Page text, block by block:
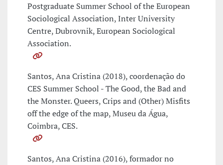
Postgraduate Summer School of the European
Sociological Association, Inter University
Centre, Dubrovnik, European Sociological
Association.
Santos, Ana Cristina (2018), coordenação do
CES Summer School - The Good, the Bad and
the Monster. Queers, Crips and (Other) Misfits
off the edge of the map, Museu da Água,
Coimbra, CES.
Santos, Ana Cristina (2016), formador no